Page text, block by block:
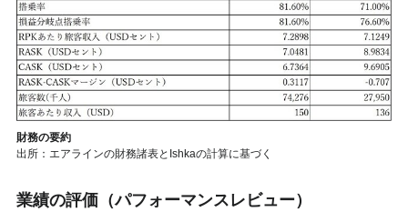
財務の要約
出所：エアラインの財務諸表とIshkaの計算に基づく
業績の評価（パフォーマンスレビュー）